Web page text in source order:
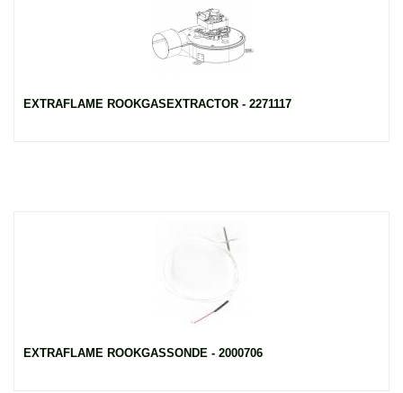
EXTRAFLAME ROOKGASEXTRACTOR - 2271117
EXTRAFLAME ROOKGASSONDE - 2000706